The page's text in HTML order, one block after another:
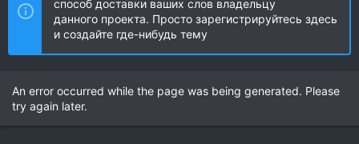
способ доставки ваших слов владельцу
данного проекта. Просто зарегистрируйтесь здесь
и создайте где-нибудь тему
An error occurred while the page was being generated. Please
try again later.